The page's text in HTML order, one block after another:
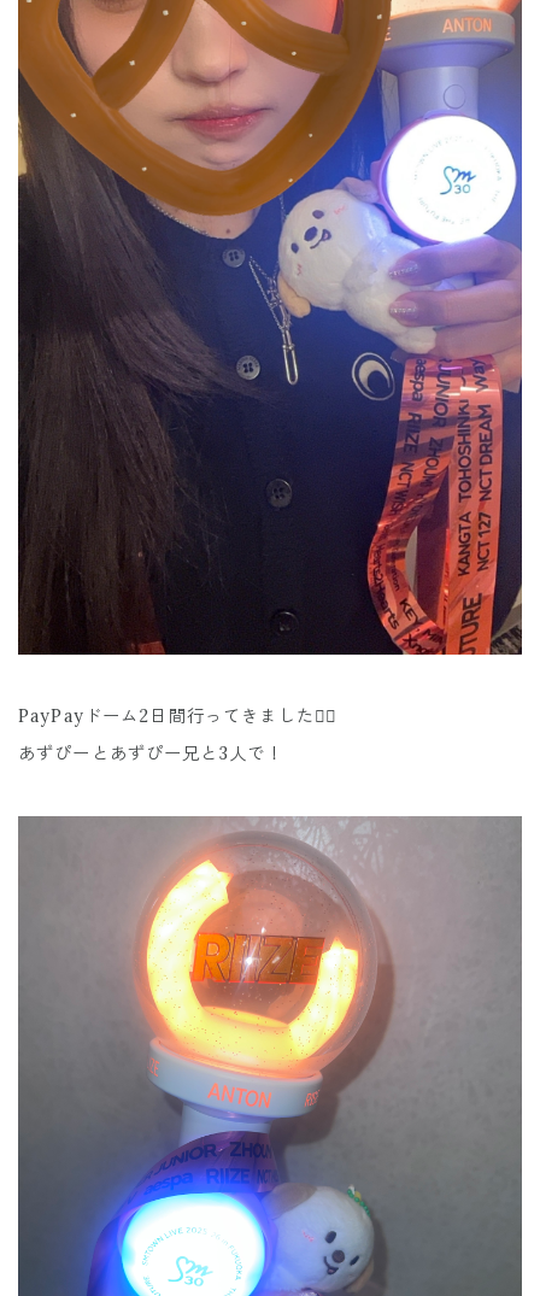
PayPayドーム2日間行ってきました❤️‍🔥
あずぴーとあずぴー兄と3人で！